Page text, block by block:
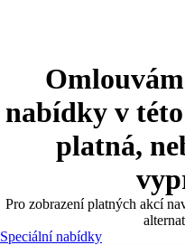
nabídky v
platná,
Pro zobrazení platných akcí
Speciální nabídky